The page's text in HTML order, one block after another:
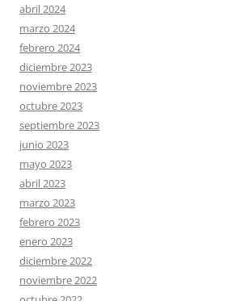
abril 2024
marzo 2024
febrero 2024
diciembre 2023
noviembre 2023
octubre 2023
septiembre 2023
junio 2023
mayo 2023
abril 2023
marzo 2023
febrero 2023
enero 2023
diciembre 2022
noviembre 2022